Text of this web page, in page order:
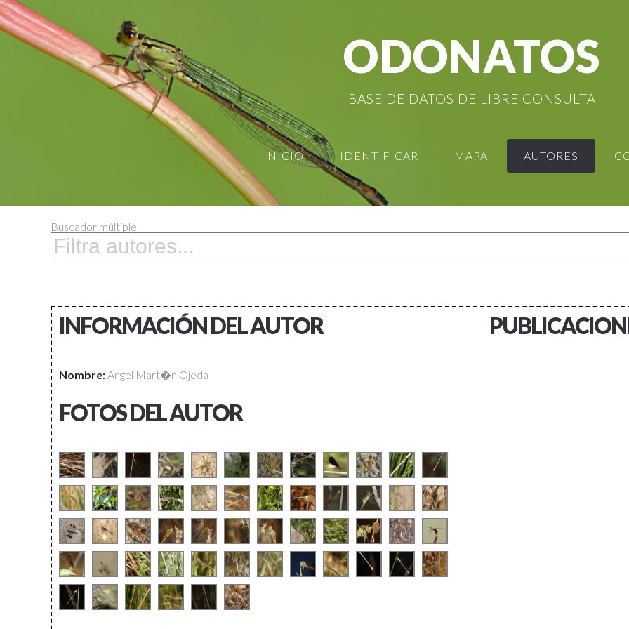
ODONATOS
BASE DE DATOS DE LIBRE CONSULTA
INICIO IDENTIFICAR MAPA AUTORES
Buscador múltiple
INFORMACIÓN DEL AUTOR
Nombre:Angel Mart�n Ojeda
FOTOS DEL AUTOR